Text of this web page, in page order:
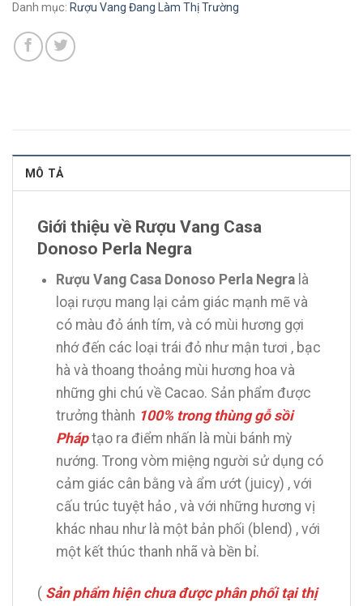
Danh mục: Rượu Vang Đang Làm Thị Trường
MÔ TẢ
Giới thiệu về Rượu Vang Casa
Donoso Perla Negra
Rượu Vang Casa Donoso Perla Negralà
loại rượu mang lại cảm giác mạnh mẽ và
có màu đỏ ánh tím, và có mùi hương gợi
nhớ đến các loại trái đỏ như mận tươi , bạc
hà và thoang thoảng mùi hương hoa và
những ghi chú về Cacao. Sản phẩm được
trưởng thành 100% trong thùng gỗ sồi
Pháptạo ra điểm nhấn là mùi bánh mỳ
nướng. Trong vòm miệng người sử dụng có
cảm giác cân bằng và ẩm ướt (juicy) , với
cấu trúc tuyệt hảo , và với những hương vị
khác nhau như là một bản phối (blend) , với
một kết thúc thanh nhã và bền bỉ.
( Sản phẩm hiện chưa được phân phối tại thị